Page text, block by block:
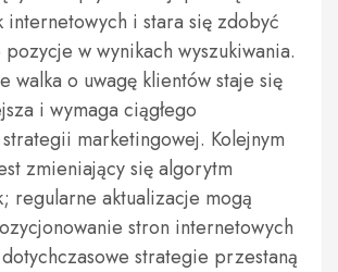
internetowych i stara się zdobyć
pozycje w wynikach wyszukiwania.
walka o uwagę klientów staje się
i wymaga ciągłego
marketingowej. Kolejnym
zmieniający się algorytm
regularne aktualizacje mogą
stron internetowych
strategie przestaną